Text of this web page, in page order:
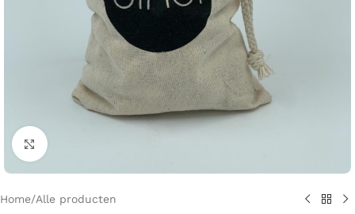
Klik om te vergroten
Home/Alle producten